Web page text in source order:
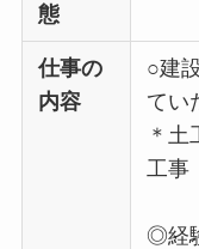
態
仕事の
内容
○建
てい
＊土
工
◎経